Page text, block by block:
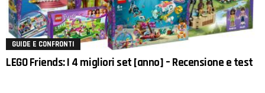
GUIDE E CONFRONTI
LEGO Friends: I 4 migliori set [anno] – Recensione e test